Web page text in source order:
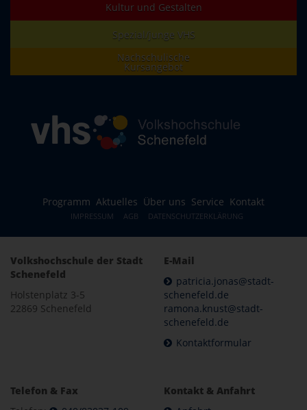
Kultur und Gestalten
Spezial/junge VHS
Nachschulische
Kursangebot
Programm Aktuelles Über uns Service Kontakt
IMPRESSUM AGB DATENSCHUTZERKLÄRUNG
Volkshochschule der Stadt
Schenefeld
Holstenplatz 3-5
22869 Schenefeld
E-Mail
patricia.jonas@stadt-
schenefeld.de
ramona.knust@stadt-
schenefeld.de
Kontaktformular
Telefon & Fax
Kontakt & Anfahrt